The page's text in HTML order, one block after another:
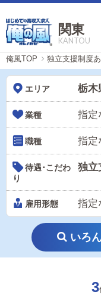
関東
KANTOU
俺風TOP 独立支援制度
エリア 栃木
業種 指定
職種 指定
待遇･こだわ
り
独立
雇用形態 指定
いろ
3